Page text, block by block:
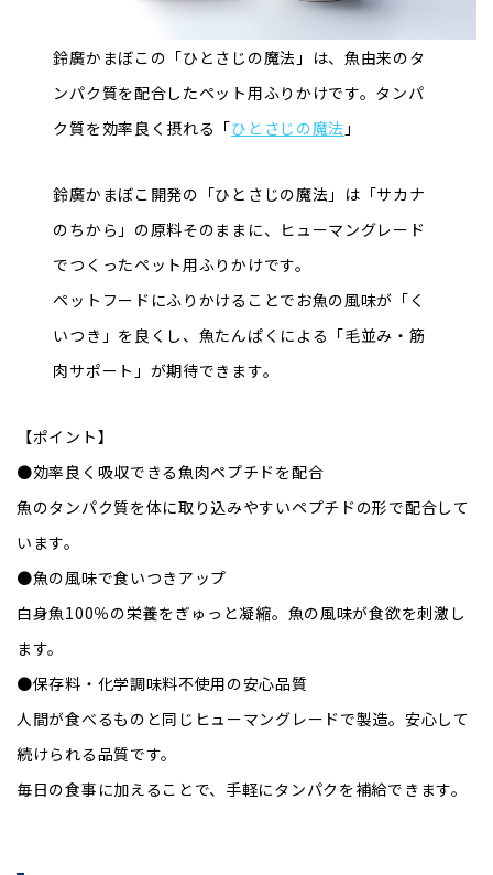
鈴廣かまぼこの「ひとさじの魔法」は、魚由来のタ
ンパク質を配合したペット用ふりかけです。タンパ
ク質を効率良く摂れる「ひとさじの魔法 」
鈴廣かまぼこ開発の「ひとさじの魔法」は「サカナ
のちから」の原料そのままに、ヒューマングレード
でつくったペット用ふりかけです。
ペットフードにふりかけることでお魚の風味が「く
いつき」を良くし、魚たんぱくによる「毛並み・筋
肉サポート」が期待できます。
【ポイント】
●効率良く吸収できる魚肉ペプチドを配合
魚のタンパク質を体に取り込みやすいペプチドの形で配合して
います。
●魚の風味で食いつきアップ
白身魚100％の栄養をぎゅっと凝縮。魚の風味が食欲を刺激し
ます。
●保存料・化学調味料不使用の安心品質
人間が食べるものと同じヒューマングレードで製造。安心して
続けられる品質です。
毎日の食事に加えることで、手軽にタンパクを補給できます。